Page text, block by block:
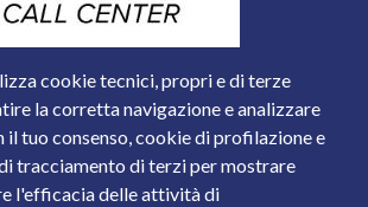
cookie tecnici, propri e di terze
la corretta navigazione e analizzare
il tuo consenso, cookie di profilazione e
tracciamento di terzi per mostrare
l'efficacia delle attività di